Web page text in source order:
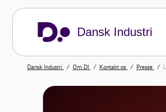
Dansk Industri
Dansk Industri Om DI Kontakt os Presse